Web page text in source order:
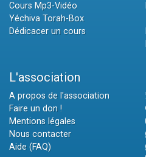
Cours Mp3-Vidéo
Yéchiva Torah-Box
Dédicacer un cours
L'association
A propos de l'association
Faire un don !
Mentions légales
Nous contacter
Aide (FAQ)